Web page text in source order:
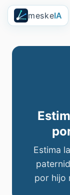
meskeIA
Estima
por hijo